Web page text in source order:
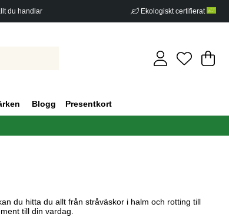
du handlar Ekologiskt certifierat
.
Blogg Presentkort
du hitta du allt från stråväskor i halm och rotting till
till din vardag.